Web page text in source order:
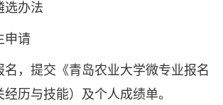
办法
请
提交《青岛农业大学微专业报名
历与技能）及个人成绩单。